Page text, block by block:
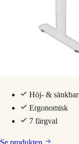
Höj- & sänkbar
Ergonomisk
7 färgval